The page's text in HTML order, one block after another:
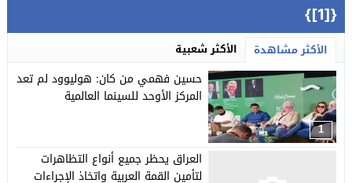
{[1]}
الأكثر مشاهدة الأكثر شعبية
1
حسين فهمي من كان: هوليوود لم تعد
المركز الأوحد للسينما العالمية
العراق يحظر جميع أنواع التظاهرات
لتأمين القمة العربية واتخاذ الإجراءات